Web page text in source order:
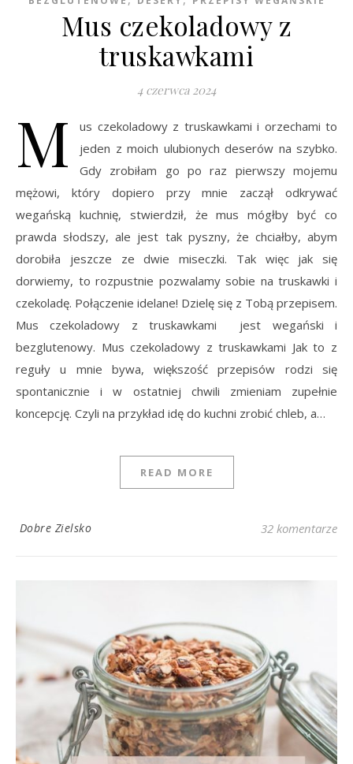
Mus czekoladowy z
truskawkami
4 czerwca 2024
M
us czekoladowy z truskawkami i orzechami to
jeden z moich ulubionych deserów na szybko.
Gdy zrobiłam go po raz pierwszy mojemu
mężowi, który dopiero przy mnie zaczął odkrywać
wegańską kuchnię, stwierdził, że mus mógłby być co
prawda słodszy, ale jest tak pyszny, że chciałby, abym
dorobiła jeszcze ze dwie miseczki. Tak więc jak się
dorwiemy, to rozpustnie pozwalamy sobie na truskawki i
czekoladę. Połączenie idelane! Dzielę się z Tobą przepisem.
Mus czekoladowy z truskawkami jest wegański i
bezglutenowy. Mus czekoladowy z truskawkami Jak to z
reguły u mnie bywa, większość przepisów rodzi się
spontanicznie i w ostatniej chwili zmieniam zupełnie
koncepcję. Czyli na przykład idę do kuchni zrobić chleb, a…
READ MORE
Dobre Zielsko 32 komentarze